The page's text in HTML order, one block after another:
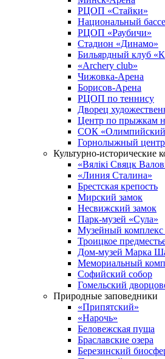
РЦОП «Стайки»
Национальный
РЦОП «Раубичи»
Стадион «Динамо»
Бильярдный клуб
«Archery club»
Чижовка-Арена
Борисов-Арена
РЦОП по теннису
Дворец
Центр по прыжкам
СОК
Горнолыжный
Культурно-исторические
«Вялікі Свяцк
«Линия Сталина»
Брестская крепость
Мирский замок
Несвижский замок
Парк-музей «Сула»
Музейный комплекс
Троицкое
Дом-музей Марка
Мемориальный
Софийский собор
Гомельский
Природные заповедники
«Припятский»
«Нарочь»
Беловежская пуща
Браславские озера
Березинский